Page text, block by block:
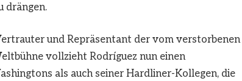
drängen.
und Repräsentant der vom verstorbenen
vollzieht Rodríguez nun einen
als auch seiner Hardliner-Kollegen, die